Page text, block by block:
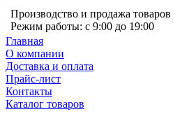
Производство и продажа товаров
Режим работы: с 9:00 до 19:00
Главная
О компании
Доставка и оплата
Прайс-лист
Контакты
Каталог товаров